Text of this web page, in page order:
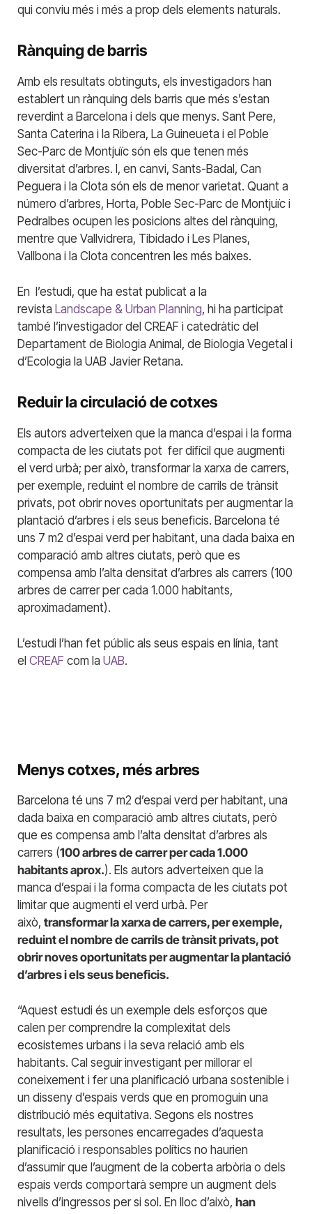
qui conviu més i més a prop dels elements naturals.
Rànquing de barris
Amb els resultats obtinguts, els investigadors han
establert un rànquing dels barris que més s’estan
reverdint a Barcelona i dels que menys. Sant Pere,
Santa Caterina i la Ribera, La Guineueta i el Poble
Sec-Parc de Montjuïc són els que tenen més
diversitat d’arbres. I, en canvi, Sants-Badal, Can
Peguera i la Clota són els de menor varietat. Quant a
número d’arbres, Horta, Poble Sec-Parc de Montjuïc i
Pedralbes ocupen les posicions altes del rànquing,
mentre que Vallvidrera, Tibidado i Les Planes,
Vallbona i la Clota concentren les més baixes.
En l’estudi, que ha estat publicat a la
revista Landscape & Urban Planning, hi ha participat
també l’investigador del CREAF i catedràtic del
Departament de Biologia Animal, de Biologia Vegetal i
d’Ecologia la UAB Javier Retana.
Reduir la circulació de cotxes
Els autors adverteixen que la manca d’espai i la forma
compacta de les ciutats pot fer difícil que augmenti
el verd urbà; per això, transformar la xarxa de carrers,
per exemple, reduint el nombre de carrils de trànsit
privats, pot obrir noves oportunitats per augmentar la
plantació d’arbres i els seus beneficis. Barcelona té
uns 7 m2 d’espai verd per habitant, una dada baixa en
comparació amb altres ciutats, però que es
compensa amb l’alta densitat d’arbres als carrers (100
arbres de carrer per cada 1.000 habitants,
aproximadament).
L’estudi l’han fet públic als seus espais en línia, tant
el CREAF com la UAB.
Menys cotxes, més arbres
Barcelona té uns 7 m2 d’espai verd per habitant, una
dada baixa en comparació amb altres ciutats, però
que es compensa amb l’alta densitat d’arbres als
carrers (100 arbres de carrer per cada 1.000
habitants aprox.). Els autors adverteixen que la
manca d’espai i la forma compacta de les ciutats pot
limitar que augmenti el verd urbà. Per
això, transformar la xarxa de carrers, per exemple,
reduint el nombre de carrils de trànsit privats, pot
obrir noves oportunitats per augmentar la plantació
d’arbres i els seus beneficis.
“Aquest estudi és un exemple dels esforços que
calen per comprendre la complexitat dels
ecosistemes urbans i la seva relació amb els
habitants. Cal seguir investigant per millorar el
coneixement i fer una planificació urbana sostenible i
un disseny d’espais verds que en promoguin una
distribució més equitativa. Segons els nostres
resultats, les persones encarregades d’aquesta
planificació i responsables polítics no haurien
d’assumir que l’augment de la coberta arbòria o dels
espais verds comportarà sempre un augment dels
nivells d’ingressos per si sol. En lloc d’això, han